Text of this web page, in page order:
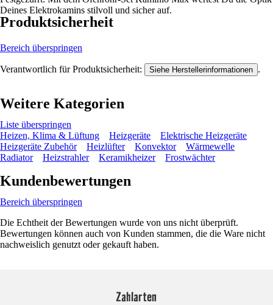
Deines Elektrokamins stilvoll und sicher auf.
Produktsicherheit
Bereich überspringen
Verantwortlich für Produktsicherheit: Siehe Herstellerinformationen .
Weitere Kategorien
Liste überspringen
Heizen, Klima & Lüftung
Heizgeräte
Elektrische Heizgeräte
Heizgeräte Zubehör
Heizlüfter Konvektor
Wärmewelle
Radiator
Heizstrahler Keramikheizer Frostwächter
Kundenbewertungen
Bereich überspringen
Die Echtheit der Bewertungen wurde von uns nicht überprüft.
Bewertungen können auch von Kunden stammen, die die Ware nicht
nachweislich genutzt oder gekauft haben.
Zahlarten